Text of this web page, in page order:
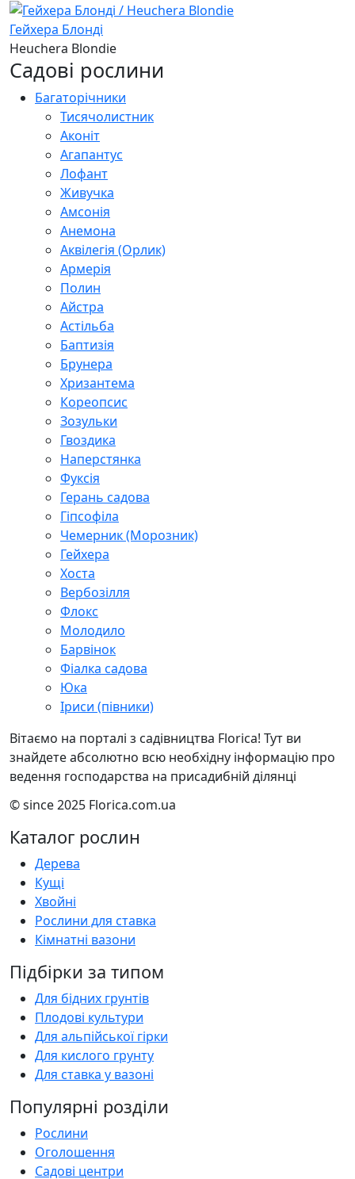
Гейхера Блонді
Heuchera Blondie
Садові рослини
Багаторічники
Тисячолистник
Аконіт
Агапантус
Лофант
Живучка
Амсонія
Анемона
Аквілегія (Орлик)
Армерія
Полин
Айстра
Астільба
Баптизія
Брунера
Хризантема
Кореопсис
Зозульки
Гвоздика
Наперстянка
Фуксія
Герань садова
Гіпсофіла
Чемерник (Морозник)
Гейхера
Хоста
Вербозілля
Флокс
Молодило
Барвінок
Фіалка садова
Юка
Іриси (півники)
Вітаємо на порталі з садівництва Florica! Тут ви
знайдете абсолютно всю необхідну інформацію про
ведення господарства на присадибній ділянці
© since 2025 Florica.com.ua
Каталог рослин
Дерева
Кущі
Хвойні
Рослини для ставка
Кімнатні вазони
Підбірки за типом
Для бідних грунтів
Плодові культури
Для альпійської гірки
Для кислого грунту
Для ставка у вазоні
Популярні розділи
Рослини
Оголошення
Садові центри